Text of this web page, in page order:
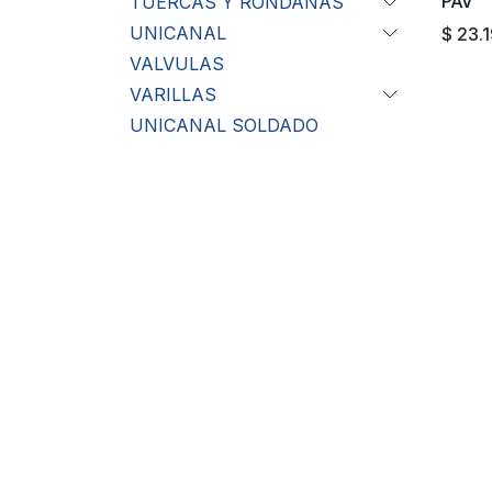
UNICANAL
VALVULAS
VARILLAS
UNICANAL SOLDADO
$